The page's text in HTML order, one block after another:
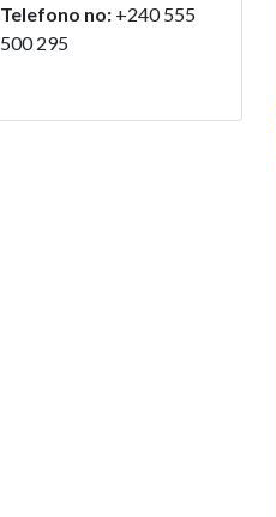
Telefono no: +240 555
500 295